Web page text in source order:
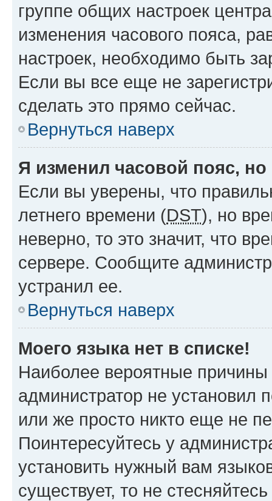
группе общих настроек
изменения часового пояса,
настроек, необходимо быть
Если вы все еще не
сделать это прямо сейчас.
Вернуться наверх
Я изменил часовой пояс,
Если вы уверены, что
летнего времени (DST), но
неверно, то это значит, что
сервере. Сообщите
устранил ее.
Вернуться наверх
Моего языка нет в списке!
Наиболее вероятные причины
администратор не установил
или же просто никто еще не
Поинтересуйтесь у
установить нужный вам
существует, то не